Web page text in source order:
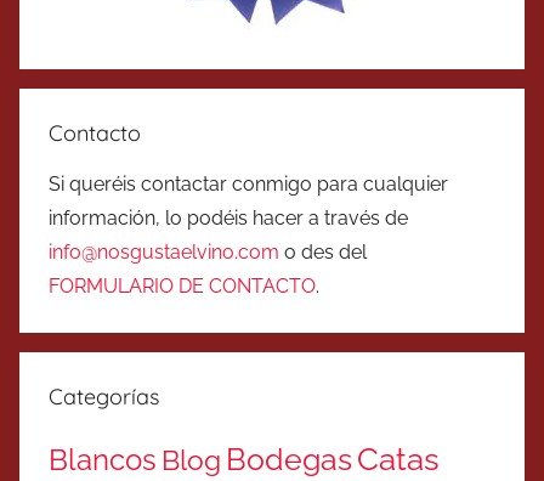
Contacto
Si queréis contactar conmigo para cualquier
información, lo podéis hacer a través de
info@nosgustaelvino.com o des del
FORMULARIO DE CONTACTO.
Categorías
Blancos Blog BodegasCatas